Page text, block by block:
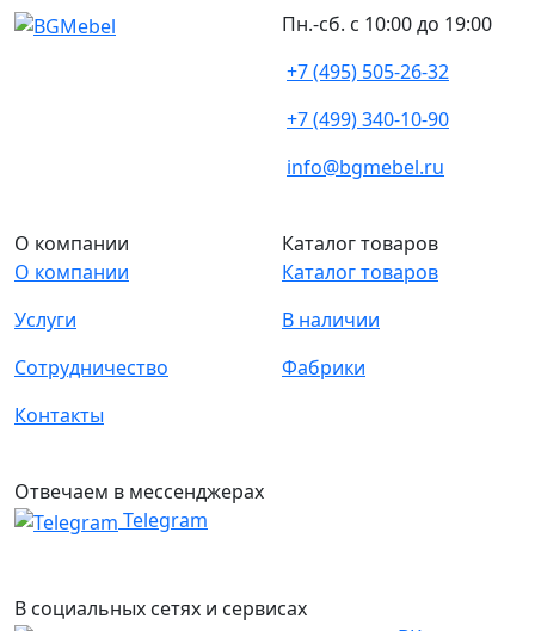
Пн.-сб. с 10:00 до 19:00
+7 (495) 505-26-32
+7 (499) 340-10-90
info@bgmebel.ru
О компании
О компании
Услуги
Сотрудничество
Контакты
Каталог товаров
Каталог товаров
В наличии
Фабрики
Отвечаем в мессенджерах
Telegram
В социальных сетях и сервисах